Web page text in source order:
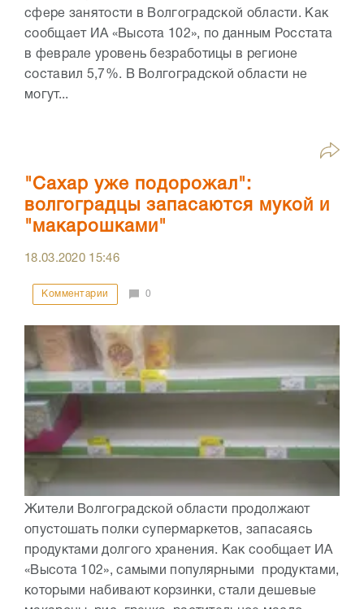
сфере занятости в Волгоградской области. Как
сообщает ИА «Высота 102», по данным Росстата
в феврале уровень безработицы в регионе
составил 5,7%. В Волгоградской области не
могут...
"Сахар уже подорожал":
волгоградцы запасаются мукой и
"макарошками"
18.03.2020 15:46
Комментарии 0
Жители Волгоградской области продолжают
опустошать полки супермаркетов, запасаясь
продуктами долгого хранения. Как сообщает ИА
«Высота 102», самыми популярными продуктами,
которыми набивают корзинки, стали дешевые